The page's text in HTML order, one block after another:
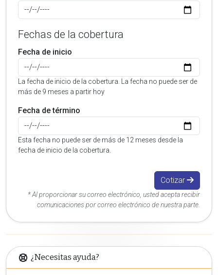
Fechas de la cobertura
Fecha de inicio
La fecha de inicio de la cobertura. La fecha no puede ser de
más de 9 meses a partir hoy
Fecha de término
Esta fecha no puede ser de más de 12 meses desde la
fecha de inicio de la cobertura.
Cotizar
* Al proporcionar su correo electrónico, usted acepta recibir
comunicaciones por correo electrónico de nuestra parte.
¿Necesitas ayuda?